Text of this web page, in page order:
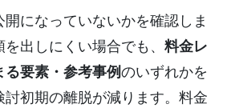
になっていないかを確認しま
出しにくい場合でも、 料金レ
る要素・参考事例のいずれかを
初期の離脱が減ります。料金